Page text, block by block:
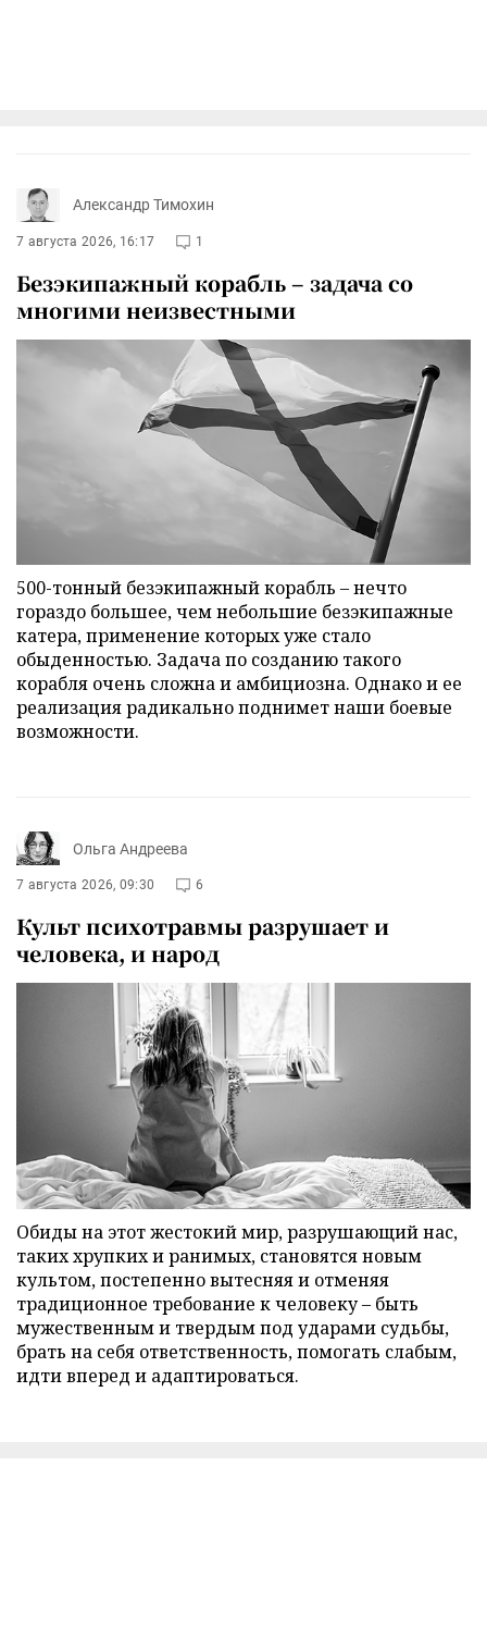
Александр Тимохин
7 августа 2026, 16:17 1
Безэкипажный корабль – задача со
многими неизвестными
500-тонный безэкипажный корабль – нечто
гораздо большее, чем небольшие безэкипажные
катера, применение которых уже стало
обыденностью. Задача по созданию такого
корабля очень сложна и амбициозна. Однако и ее
реализация радикально поднимет наши боевые
возможности.
Ольга Андреева
7 августа 2026, 09:30 6
Культ психотравмы разрушает и
человека, и народ
Обиды на этот жестокий мир, разрушающий нас,
таких хрупких и ранимых, становятся новым
культом, постепенно вытесняя и отменяя
традиционное требование к человеку – быть
мужественным и твердым под ударами судьбы,
брать на себя ответственность, помогать слабым,
идти вперед и адаптироваться.